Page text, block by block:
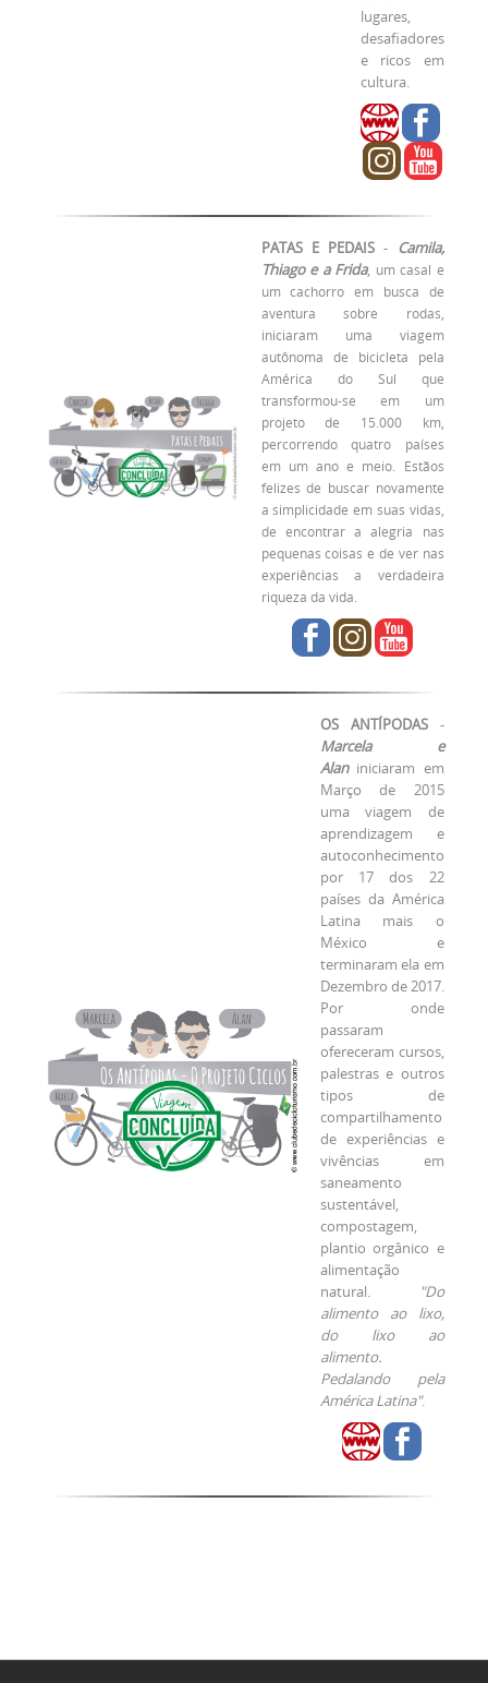
lugares,
desafiadores
e ricos em
cultura.
PATAS E PEDAIS - Camila,
Thiago e a Frida, um casal e
um cachorro em busca de
aventura sobre rodas,
iniciaram uma viagem
autônoma de bicicleta pela
América do Sul que
transformou-se em um
projeto de 15.000 km,
percorrendo quatro países
em um ano e meio. Estãos
felizes de buscar novamente
a simplicidade em suas vidas,
de encontrar a alegria nas
pequenas coisas e de ver nas
experiências a verdadeira
riqueza da vida.
OS ANTÍPODAS-
Marcela e
Alaniniciaram em
Março de 2015
uma viagem de
aprendizagem e
autoconhecimento
por 17 dos 22
países da América
Latina mais o
México e
terminaram ela em
Dezembro de 2017.
Por onde
passaram
ofereceram cursos,
palestras e outros
tipos de
compartilhamento
de experiências e
vivências em
saneamento
sustentável,
compostagem,
plantio orgânico e
alimentação
natural.
"Do
alimento ao lixo,
do lixo ao
alimento.
Pedalando pela
América Latina".